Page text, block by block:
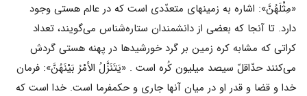
«مِثْلَهُنَّ»: اشاره به زمینهای متعدّدی است که در عالم هستی وجود
دارد. تا آنجا که بعضی از دانشمندان ستاره‌شناس می‌گویند، تعداد
کراتی که مشابه کره زمین بر گرد خورشیدها در پهنه هستی گردش
می‌کنند حدّاقلّ سیصد میلیون کُره است . «یَتَنَزَّلُ الأمْرُ بَیْنَهُنَّ»: فرمان
خدا و قضا و قدر او در میان آنها جاری و حکمفرما است. خدا است که